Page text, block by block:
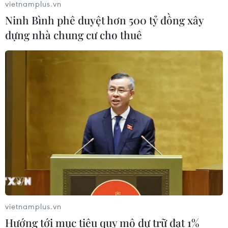
danh dự cho "Các chiến binh
Angkor"
03/08/2026 03:30
ASEAN Cup 2026: Đội tuyển Việt
Nam sẵn sàng cho đại chiến ở "chảo
Lịch thi đấu ASEAN Cup 2026 ngày
03/08/2026 01:40
Nhận định Việt Nam vs
vietnamplus.vn
Ninh Bình phê duyệt hơn 500 tỷ đồng xây
dựng nhà chung cư cho thuê
vietnamplus.vn
Hướng tới mục tiêu quy mô dự trữ đạt 1%